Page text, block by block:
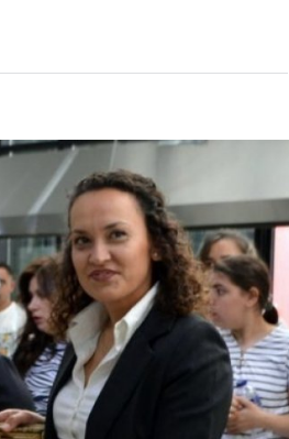
Bursa Bölge
Manda Köyü’nün 50 yıllık
üreticisi manda sucuğu ve